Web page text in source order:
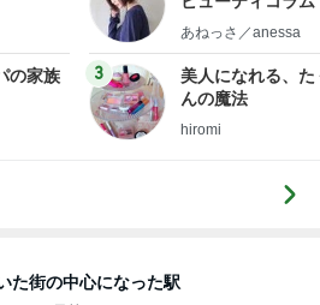
の家族
little
あねっさ／anessa
3
美人になれる、た
んの魔法
hiromi
た街の中心になった駅